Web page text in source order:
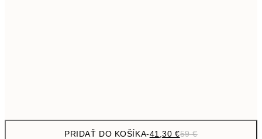
PRIDAŤ DO KOŠÍKA-41,30 €59 €